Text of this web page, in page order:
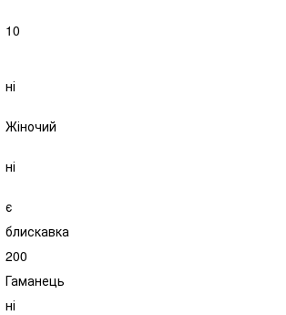
10
ні
Жіночий
ні
є
блискавка
200
Гаманець
ні